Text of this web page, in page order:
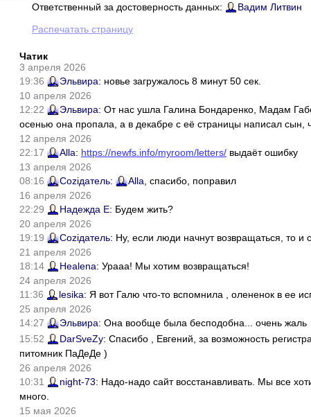
Ответственный за достоверность данных: Вадим Литвин
Распечатать страницу
Чатик
3 апреля 2026
19:36
Эльвира: новье загружалось 8 минут 50 сек.
10 апреля 2026
12:22
Эльвира: От нас ушла Галина Бондаренко, Мадам
осенью она пропала, а в декабре с её страницы написал сын,
12 апреля 2026
22:17
Alla: https://newfs.info/myroom/letters/ выдаёт ошибку
13 апреля 2026
08:16
Соziдатель: Alla , спасибо, поправил
16 апреля 2026
22:29
Надежда Е: Будем жить?
20 апреля 2026
19:19
Соziдатель: Ну, если люди начнут возвращаться, то
21 апреля 2026
18:14
Healena: Урааа! Мы хотим возвращаться!
24 апреля 2026
11:36
lesika: Я вот Галю что-то вспомнила , олененок в ее
25 апреля 2026
14:27
Эльвира: Она вообще была бесподобна... очень жаль
15:52
DarSveZy: Спасибо , Евгений, за возможность
питомник ПаДеДе )
26 апреля 2026
10:31
night-73: Надо-надо сайт восстанавливать. Мы все
много.
15 мая 2026